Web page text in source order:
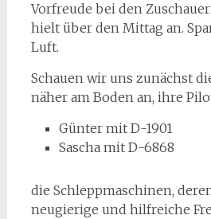
Vorfreude bei den
hielt über den Mittag an.
Luft.
Schauen wir uns zunächst
näher am Boden an, ihre
Günter mit D-1901
Sascha mit D-6868
die Schleppmaschinen,
neugierige und hilfreiche